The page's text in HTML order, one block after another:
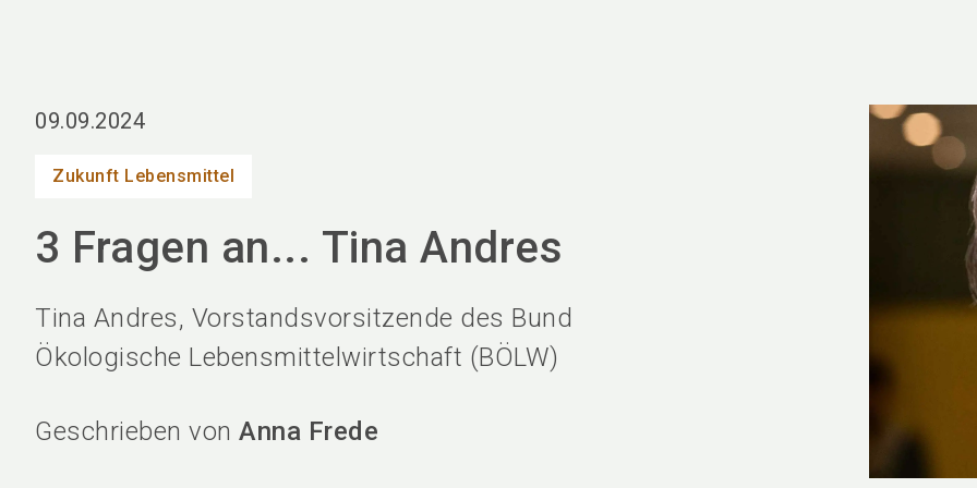
09.09.2024
Zukunft Lebensmittel
3 Fragen an... Tina Andres
Tina Andres, Vorstandsvorsitzende des Bund
Ökologische Lebensmittelwirtschaft (BÖLW)
Geschrieben von Anna Frede